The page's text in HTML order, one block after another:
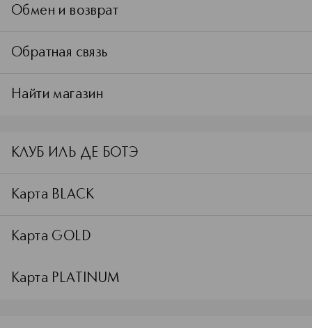
Обмен и возврат
Обратная связь
Найти магазин
КЛУБ ИЛЬ ДЕ БОТЭ
Карта BLACK
Карта GOLD
Карта PLATINUM